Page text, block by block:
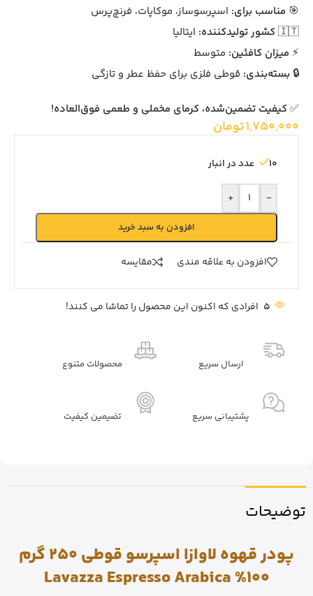
🎯 مناسب برای: اسپرسوساز، موکاپات، فرنچ‌پرس
🇮🇹کشور تولیدکننده: ایتالیا
⚡ میزان کافئین: متوسط
🔒 بسته‌بندی: قوطی فلزی برای حفظ عطر و تازگی
✅کیفیت تضمین‌شده، کرمای مخملی و طعمی فوق‌العاده!
1,750,000تومان
10 عدد در انبار
-
+
افزودن به سبد خرید
افزودن به علاقه مندی مقايسه
5 افرادی که اکنون این محصول را تماشا می کنند!
ارسال سریع محصولات متنوع
پشتیبانی سریع تضیمین کیفیت
توضیحات
پودر قهوه لاوازا اسپرسو قوطی 250 گرم
100% Lavazza Espresso Arabica